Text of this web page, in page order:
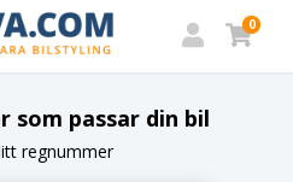
0
passar din bil
regnummer